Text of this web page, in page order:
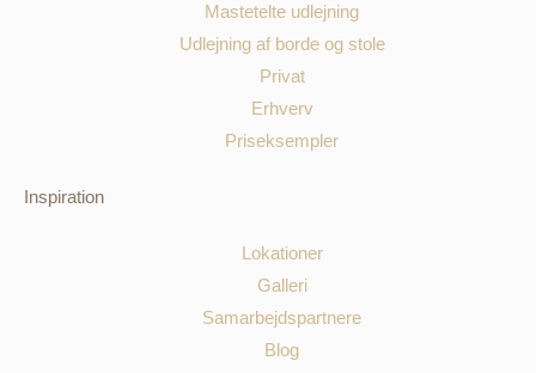
Mastetelte udlejning
Udlejning af borde og stole
Privat
Erhverv
Priseksempler
Inspiration
Lokationer
Galleri
Samarbejdspartnere
Blog